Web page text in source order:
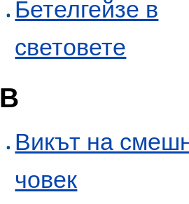
Бетелгейзе в
световете
В
Викът на
човек